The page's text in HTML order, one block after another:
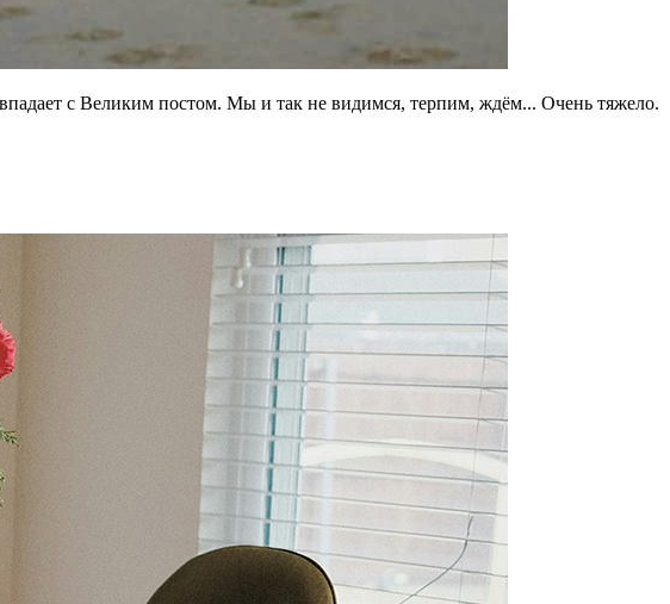
с Великим постом. Мы и так не видимся, терпим, ждём... Очень тяжело.